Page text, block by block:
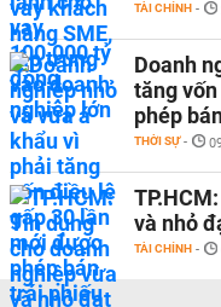
TÀI CHÍNH -
Doanh
tăng
phép
THỜI SỰ -
và nhỏ
TÀI CHÍNH -